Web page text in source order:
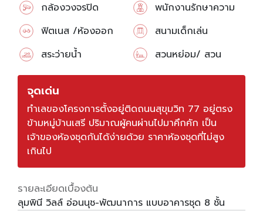
กล้องวงจรปิด
พนักงานรักษาความ
ปลอดภัย
ฟิตเนส /ห้องออก
กำลังกาย
สนามเด็กเล่น
สระว่ายน้ำ
สวนหย่อม/ สวน
จุดเด่น
ทำเลของโครงการตั้งอยู่ติดถนนสุขุมวิท 77 อยู่ตรง
ข้ามหมู่บ้านเสรี ปริมาณผู้คนผ่านไปมาคึกคัก เป็น
เจ้าของห้องชุดกันได้ง่ายด้วย ราคาห้องชุดที่ไม่สูง
เกินไป
รายละเอียดเบื้องต้น
ลุมพินี วิลล์ อ่อนนุช-พัฒนาการ แบบอาคารชุด 8 ชั้น